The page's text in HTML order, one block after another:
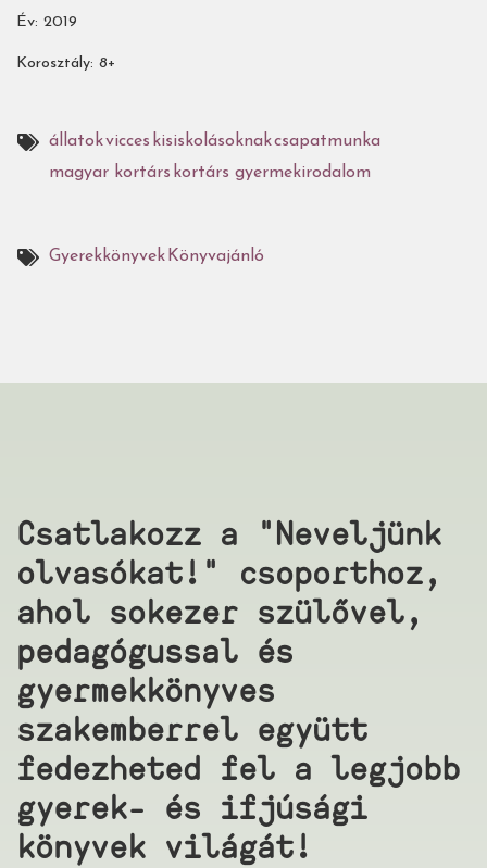
Év: 2019
Korosztály: 8+
állatokvicces kisiskolásoknakcsapatmunka
magyar kortárs kortárs gyermekirodalom
GyerekkönyvekKönyvajánló
Csatlakozz a "Neveljünk
olvasókat!" csoporthoz,
ahol sokezer szülővel,
pedagógussal és
gyermekkönyves
szakemberrel együtt
fedezheted fel a legjobb
gyerek- és ifjúsági
könyvek világát!